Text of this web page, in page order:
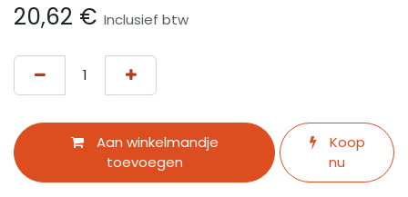
20,62 € Inclusief btw
Aan winkelmandje
toevoegen
Koop
nu